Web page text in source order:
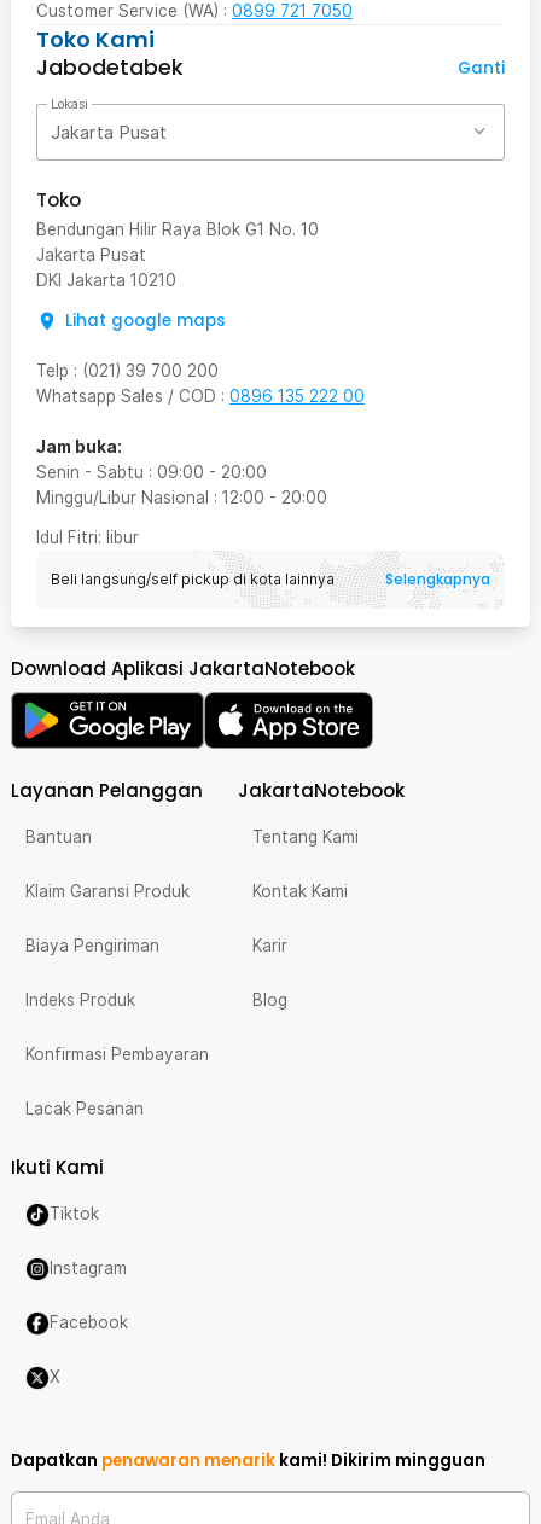
Customer Service (WA) : 0899 721 7050
Toko Kami
Jabodetabek
Ganti
Lokasi
Jakarta Pusat
Toko
Bendungan Hilir Raya Blok G1 No. 10
Jakarta Pusat
DKI Jakarta 10210
Lihat google maps
Telp : (021) 39 700 200
Whatsapp Sales / COD : 0896 135 222 00
Jam buka:
Senin - Sabtu : 09:00 - 20:00
Minggu/Libur Nasional : 12:00 - 20:00
Idul Fitri: libur
Beli langsung/self pickup di kota lainnya Selengkapnya
Download Aplikasi JakartaNotebook
Layanan Pelanggan
Bantuan
Klaim Garansi Produk
Biaya Pengiriman
Indeks Produk
Konfirmasi Pembayaran
Lacak Pesanan
JakartaNotebook
Tentang Kami
Kontak Kami
Karir
Blog
Ikuti Kami
Tiktok
Instagram
Facebook
X
Dapatkan penawaran menarik kami! Dikirim mingguan
Email Anda